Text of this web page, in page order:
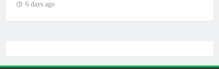
6 days ago